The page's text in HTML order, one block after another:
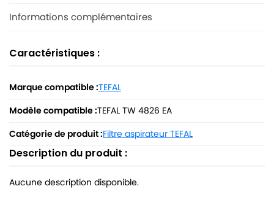
Informations complémentaires
Caractéristiques :
Marque compatible :TEFAL
Modèle compatible :TEFAL TW 4826 EA
Catégorie de produit :Filtre aspirateur TEFAL
Description du produit :
Aucune description disponible.